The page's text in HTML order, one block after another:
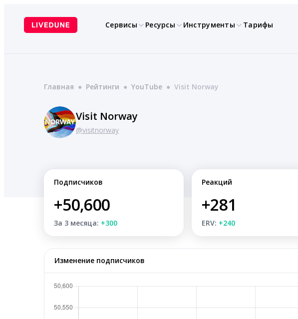
содержимому
Сервисы Ресурсы Инструменты Тарифы
Главная ● Рейтинги ● YouTube ● Visit Norway
Visit Norway
@visitnorway
Подписчиков
+50,600
За 3 месяца: +300
Реакций
+281
ERV: +240
Изменение подписчиков